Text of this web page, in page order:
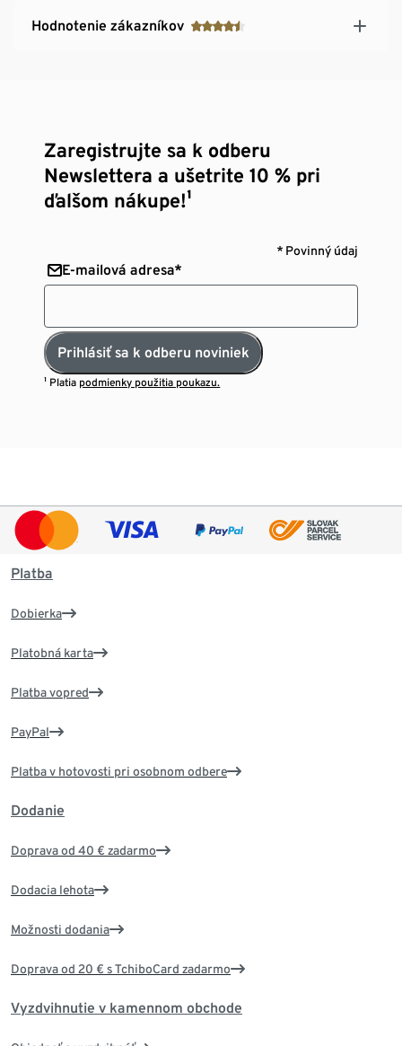
Hodnotenie zákazníkov
Zaregistrujte sa k odberu
Newslettera a ušetrite 10 % pri
ďalšom nákupe!¹
* Povinný údaj
E-mailová adresa*
Prihlásiť sa k odberu noviniek
¹ Platia podmienky použitia poukazu.
Platba
Dobierka
Platobná karta
Platba vopred
PayPal
Platba v hotovosti pri osobnom odbere
Dodanie
Doprava od 40 € zadarmo
Dodacia lehota
Možnosti dodania
Doprava od 20 € s TchiboCard zadarmo
Vyzdvihnutie v kamennom obchode